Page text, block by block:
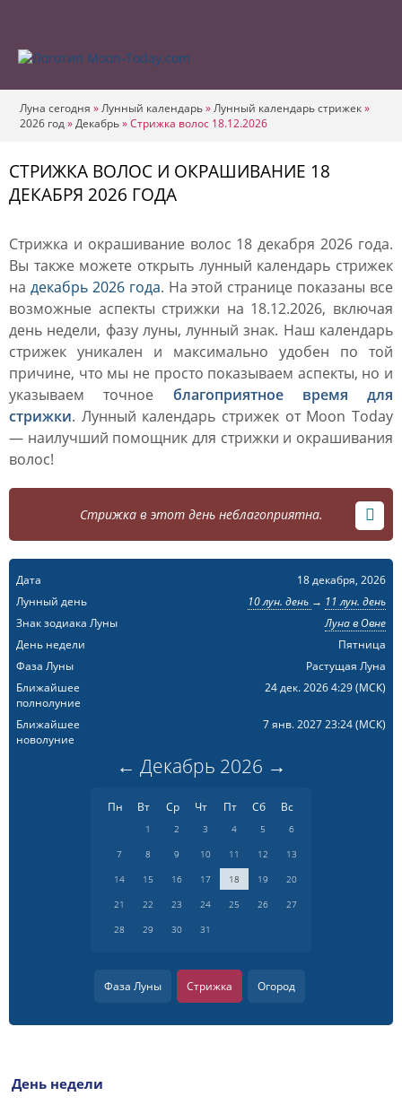
Луна сегодня »Лунный календарь»Лунный календарь стрижек»
2026 год»Декабрь»Стрижка волос 18.12.2026
СТРИЖКА ВОЛОС И ОКРАШИВАНИЕ 18
ДЕКАБРЯ 2026 ГОДА
Стрижка и окрашивание волос 18 декабря 2026 года.
Вы также можете открыть лунный календарь стрижек
на декабрь 2026 года. На этой странице показаны все
возможные аспекты стрижки на 18.12.2026, включая
день недели, фазу луны, лунный знак. Наш календарь
стрижек уникален и максимально удобен по той
причине, что мы не просто показываем аспекты, но и
указываем точное благоприятное время для
стрижки. Лунный календарь стрижек от Moon Today
— наилучший помощник для стрижки и окрашивания
волос!
Стрижка в этот день неблагоприятна.
Дата
18 декабря, 2026
Лунный день
10 лун. день → 11 лун. день
Знак зодиака Луны
Луна в Овне
День недели
Пятница
Фаза Луны
Растущая Луна
Ближайшее
полнолуние
24 дек. 2026 4:29(МСК)
Ближайшее
новолуние
7 янв. 2027 23:24(МСК)
← Декабрь 2026 →
Пн Вт Ср Чт Пт Сб Вс
1 2 3 4 5
6
7
8 9 10 11 12
13
14
15 16 17 18 19
20
21
22 23 24 25 26
27
28
29 30 31
Фаза Луны Стрижка Огород
День недели